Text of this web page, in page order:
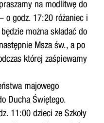
na modlitwę do
o godz. 17:20 różaniec i
można składać do
Msza św., a po
której zaśpiewamy
majowego
Ducha Świętego.
11:00 dzieci ze Szkoły